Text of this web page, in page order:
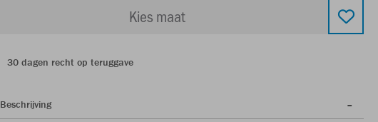
Kies maat
30 dagen recht op teruggave
Beschrijving